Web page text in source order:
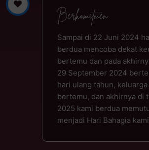
Berkomitmen
Sampai di 22 Juni 2024
berdua mencoba dekat
bertemu dan pada
29 September 2024
hari ulang tahun,
bertemu, dan akhirnya di
2025 kami berdua
menjadi Hari Bahagia